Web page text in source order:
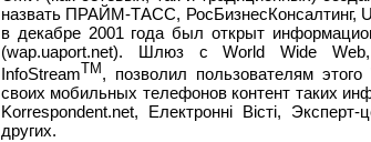
назвать ПРАЙМ-ТАСС, РосБизнесКонсалтинг,
в декабре 2001 года был открыт
(wap.uaport.net). Шлюз с World Wide
InfoStream TM , позволил пользователям
своих мобильных телефонов контент таких
Korrespondent.net, Електроннi Вiстi,
других.